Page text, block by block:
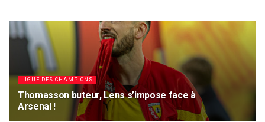
LIGUE DES CHAMPIONS
Thomasson buteur, Lens s’impose face à
Arsenal !